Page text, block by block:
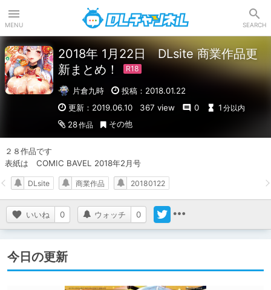
MENU SEARCH
2018年 1月22日 DLsite 商業作品更
新まとめ！
片倉九時
投稿：2018.01.22
更新：2019.06.10
367 view 0 1 分以内
28作品 その他
２８作品です
表紙は　COMIC BAVEL 2018年2月号
いいね 0 ウォッチ 0
DLsite 商業作品 20180122
今日の更新